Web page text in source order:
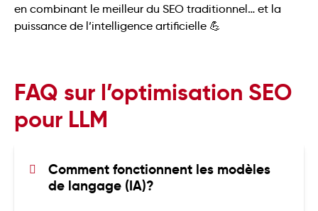
en combinant le meilleur du SEO traditionnel… et la
puissance de l’intelligence artificielle 💪
FAQ sur l’optimisation SEO
pour LLM
Comment fonctionnent les modèles
de langage (IA)?